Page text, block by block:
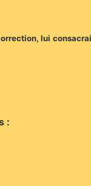
lui
: